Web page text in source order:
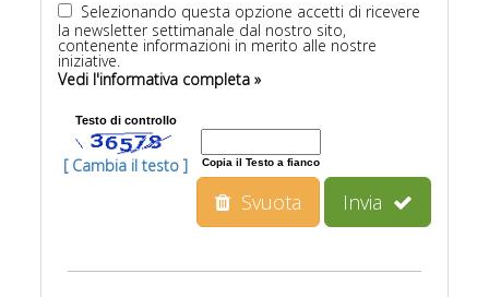
Selezionando questa opzione accetti di ricevere
la newsletter settimanale dal nostro sito,
contenente informazioni in merito alle nostre
iniziative.
Vedi l'informativa completa »
Testo di controllo
[ Cambia il testo ] Copia il Testo a fianco
Svuota Invia